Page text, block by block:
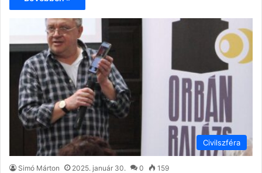
Civilszféra
Simó Márton 2025. január 30. 0 159